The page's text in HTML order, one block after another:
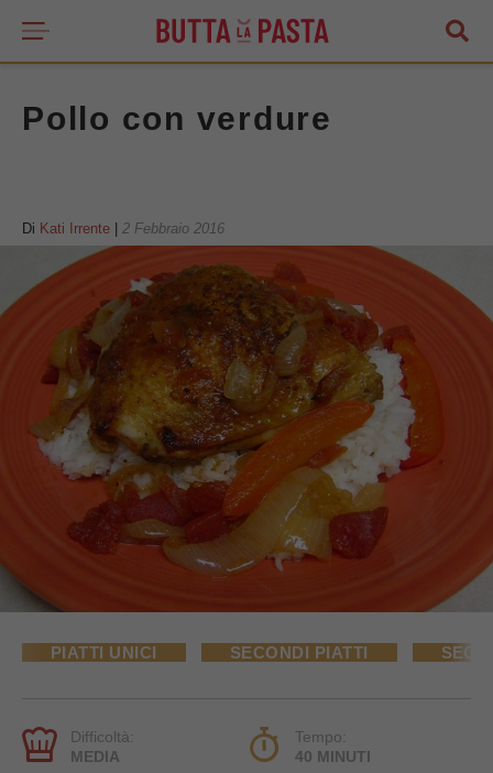
Pollo con verdure
Di Kati Irrente 2 Febbraio 2016
PIATTI UNICI SECONDI PIATTI
Difficoltà:
MEDIA
Tempo:
40 MINUTI